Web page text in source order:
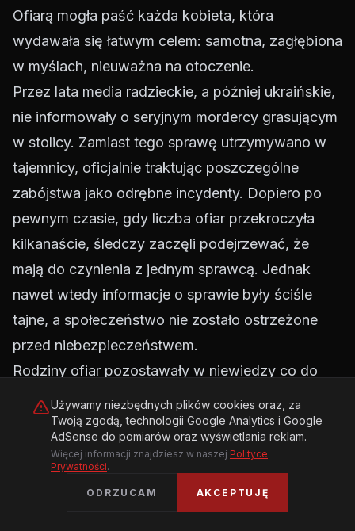
Ofiarą mogła paść każda kobieta, która
wydawała się łatwym celem: samotna, zagłębiona
w myślach, nieuważna na otoczenie.
Przez lata media radzieckie, a później ukraińskie,
nie informowały o seryjnym mordercy grasującym
w stolicy. Zamiast tego sprawę utrzymywano w
tajemnicy, oficjalnie traktując poszczególne
zabójstwa jako odrębne incydenty. Dopiero po
pewnym czasie, gdy liczba ofiar przekroczyła
kilkanaście, śledczy zaczęli podejrzewać, że
mają do czynienia z jednym sprawcą. Jednak
nawet wtedy informacje o sprawie były ściśle
tajne, a społeczeństwo nie zostało ostrzeżone
przed niebezpieczeństwem.
Rodziny ofiar pozostawały w niewiedzy co do
wmawiano, że sprawcą był przypadkowy rabusie
lub że zabójstwo miało charakter jednostkowy.
Dopiero po aresztowaniu Tkacza wyszło na jaw,
że dziesiątki kobiet zginęły z rąk tego samego
Używamy niezbędnych plików cookies oraz, za
Twoją zgodą, technologii Google Analytics i Google
AdSense do pomiarów oraz wyświetlania reklam.
Więcej informacji znajdziesz w naszej Polityce
Prywatności.
ODRZUCAM AKCEPTUJĘ